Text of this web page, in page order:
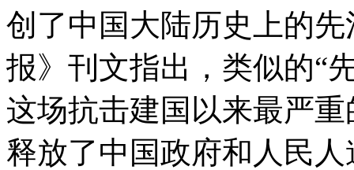
创了中国大陆历史上的
报》刊文指出，类似的“
这场抗击建国以来最严
释放了中国政府和人民